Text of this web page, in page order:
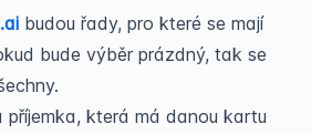
budou řady, pro které se mají
bude výběr prázdný, tak se
příjemka, která má danou kartu